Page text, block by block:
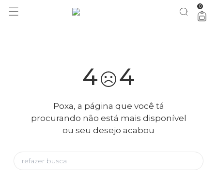
você merece 30% OFF pra comemorar com a gente aproveita! 0
4 4
Poxa, a página que você tá
procurando não está mais disponível
ou seu desejo acabou